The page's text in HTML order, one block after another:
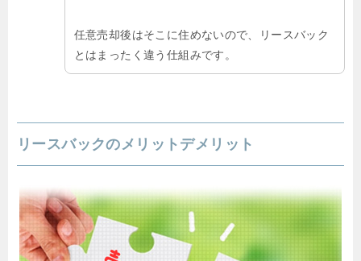
任意売却後はそこに住めないので、リースバック
とはまったく違う仕組みです。
リースバックのメリットデメリット